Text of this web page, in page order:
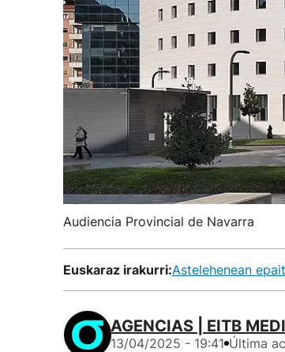
Audiencia Provincial de Navarra
Euskaraz irakurri:Astelehenean
AGENCIAS | EITB
13/04/2025 - 19:41 Última